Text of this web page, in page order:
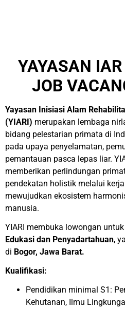
YAYASAN
JOB
Yayasan Inisiasi Alam
(YIARI) merupakan lembaga
bidang pelestarian primata di
pada upaya penyelamatan,
pemantauan pasca lepas liar.
memberikan perlindungan
pendekatan holistik melalui
mewujudkan ekosistem
manusia.
YIARI membuka lowongan
Edukasi dan Penyadartahuan,
di Bogor, Jawa Barat.
Kualifikasi:
Pendidikan minimal S1:
Kehutanan, Ilmu